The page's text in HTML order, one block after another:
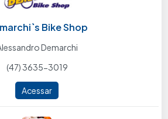
Bike Shop
Demarchi
(47) 3635-3019
Acessar